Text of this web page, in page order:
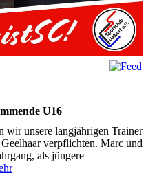
U16
wir unsere langjährigen Trainer
verpflichten. Marc und
als jüngere